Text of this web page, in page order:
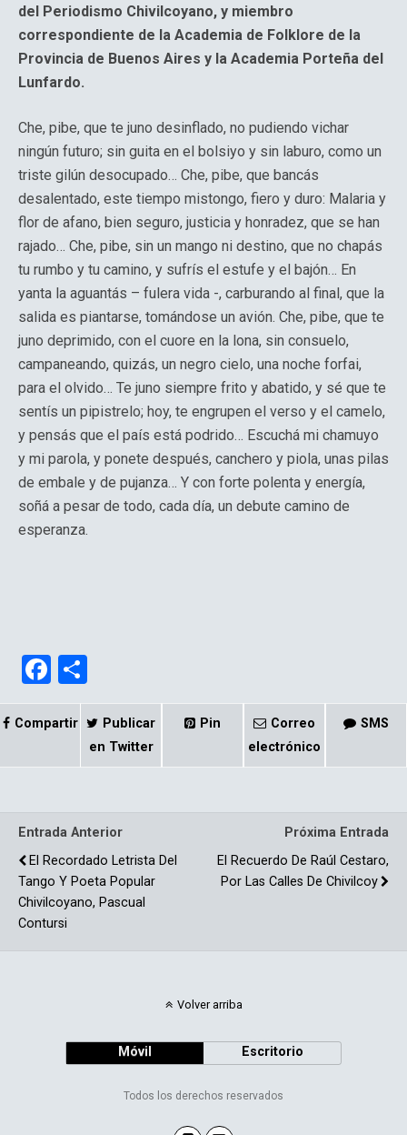
del Periodismo Chivilcoyano, y miembro
correspondiente de la Academia de Folklore de la
Provincia de Buenos Aires y la Academia Porteña del
Lunfardo.
Che, pibe, que te juno desinflado, no pudiendo vichar
ningún futuro; sin guita en el bolsiyo y sin laburo, como un
triste gilún desocupado… Che, pibe, que bancás
desalentado, este tiempo mistongo, fiero y duro: Malaria y
flor de afano, bien seguro, justicia y honradez, que se han
rajado… Che, pibe, sin un mango ni destino, que no chapás
tu rumbo y tu camino, y sufrís el estufe y el bajón… En
yanta la aguantás – fulera vida -, carburando al final, que la
salida es piantarse, tomándose un avión. Che, pibe, que te
juno deprimido, con el cuore en la lona, sin consuelo,
campaneando, quizás, un negro cielo, una noche forfai,
para el olvido… Te juno siempre frito y abatido, y sé que te
sentís un pipistrelo; hoy, te engrupen el verso y el camelo,
y pensás que el país está podrido… Escuchá mi chamuyo
y mi parola, y ponete después, canchero y piola, unas pilas
de embale y de pujanza… Y con forte polenta y energía,
soñá a pesar de todo, cada día, un debute camino de
esperanza.
F
a
ce
k
o
m
p
Compartir
Publicar
en Twitter
Pin
Correo
electrónico
SMS
Entrada Anterior
El Recordado Letrista Del
Tango Y Poeta Popular
Chivilcoyano, Pascual
Contursi
Próxima Entrada
El Recuerdo De Raúl Cestaro,
Por Las Calles De Chivilcoy
Volver arriba
Móvil Escritorio
Todos los derechos reservados